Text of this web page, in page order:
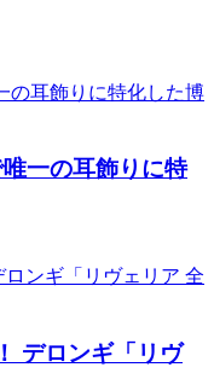
一の耳飾りに特
デロンギ「リヴ